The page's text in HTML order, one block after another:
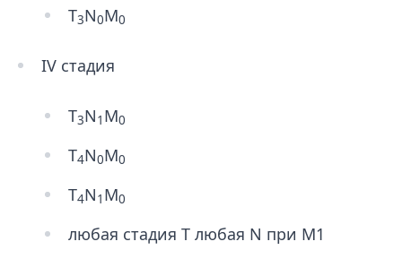
T3N0M0
IV стадия
T3N1 M0
T4N0M0
T4N1 M0
любая стадия T любая N при M1